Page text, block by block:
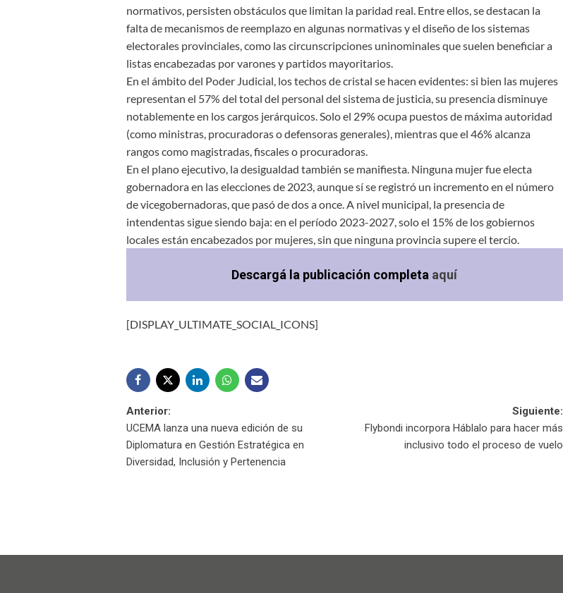
normativos, persisten obstáculos que limitan la paridad real. Entre ellos, se destacan la
falta de mecanismos de reemplazo en algunas normativas y el diseño de los sistemas
electorales provinciales, como las circunscripciones uninominales que suelen beneficiar a
listas encabezadas por varones y partidos mayoritarios.
En el ámbito del Poder Judicial, los techos de cristal se hacen evidentes: si bien las mujeres
representan el 57% del total del personal del sistema de justicia, su presencia disminuye
notablemente en los cargos jerárquicos. Solo el 29% ocupa puestos de máxima autoridad
(como ministras, procuradoras o defensoras generales), mientras que el 46% alcanza
rangos como magistradas, fiscales o procuradoras.
En el plano ejecutivo, la desigualdad también se manifiesta. Ninguna mujer fue electa
gobernadora en las elecciones de 2023, aunque sí se registró un incremento en el número
de vicegobernadoras, que pasó de dos a once. A nivel municipal, la presencia de
intendentas sigue siendo baja: en el período 2023-2027, solo el 15% de los gobiernos
locales están encabezados por mujeres, sin que ninguna provincia supere el tercio.
Descargá la publicación completa aquí
[DISPLAY_ULTIMATE_SOCIAL_ICONS]
Navegación
de
entradas
Anterior:
UCEMA lanza una nueva edición de su
Diplomatura en Gestión Estratégica en
Diversidad, Inclusión y Pertenencia
Siguiente:
Flybondi incorpora Háblalo para hacer más
inclusivo todo el proceso de vuelo